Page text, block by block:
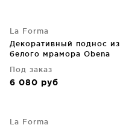
La Forma
Декоративный поднос из
белого мрамора Obena
Под заказ
6 080 руб
La Forma